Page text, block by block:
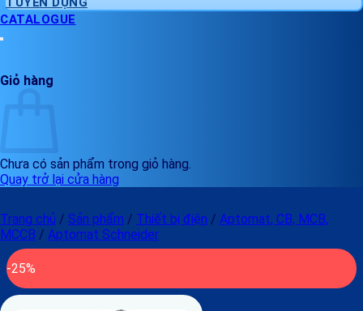
CATALOGUE
Giỏ hàng
Chưa có sản phẩm trong giỏ hàng.
Quay trở lại cửa hàng
Trang chủ / Sản phẩm / Thiết bị điện / Aptomat, CB, MCB,
MCCB / Aptomat Schneider
-25%